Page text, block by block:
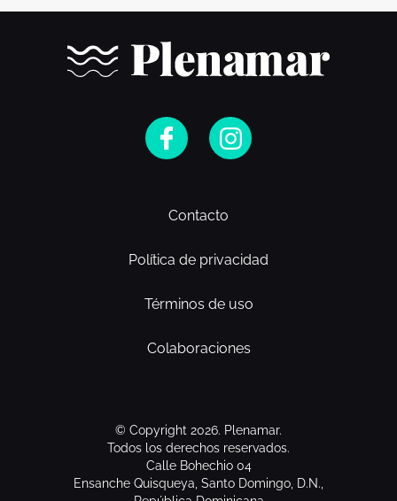
Contacto
Política de privacidad
Términos de uso
Colaboraciones
© Copyright 2026. Plenamar.
Todos los derechos reservados.
Calle Bohechio 04
Ensanche Quisqueya, Santo Domingo, D.N.,